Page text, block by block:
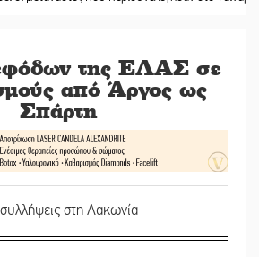
της ΕΛΑΣ σε
από Άργος ως
Σπάρτη
στη Λακωνία